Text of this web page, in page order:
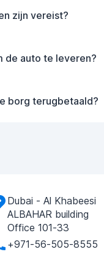
zijn vereist?
de auto te leveren?
borg terugbetaald?
Dubai - Al Khabeesi
ALBAHAR building
Office 101-33
+971-56-505-8555